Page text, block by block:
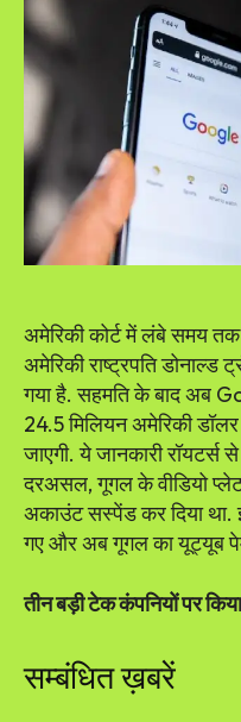
अमेरिकी कोर्ट में लंबे समय
अमेरिकी राष्ट्रपति
गया है. सहमति के बाद अब
24.5 मिलियन अमेरिकी
जाएगी. ये जानकारी रॉयटर्स
दरअसल, गूगल के वीडियो
अकाउंट सस्पेंड कर दिया था.
गए और अब गूगल का यूट्यूब
तीन बड़ी टेक कंपनियों पर
सम्बंधित ख़बरें